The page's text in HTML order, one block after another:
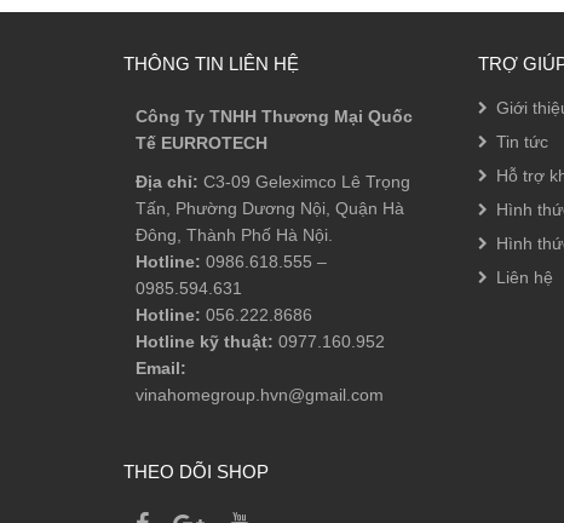
THÔNG TIN LIÊN HỆ
Công Ty TNHH Thương Mại Quốc
Tế EURROTECH
Địa chỉ: C3-09 Geleximco Lê Trọng
Tấn, Phường Dương Nội, Quận Hà
Đông, Thành Phố Hà Nội.
Hotline: 0986.618.555 –
0985.594.631
Hotline: 056.222.8686
Hotline kỹ thuật: 0977.160.952
Email:
vinahomegroup.hvn@gmail.com
THEO DÕI SHOP
TRỢ
Giới
Tin tức
Hỗ trợ
Hình
Hình
Liên hệ